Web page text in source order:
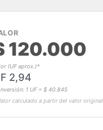
120.000
(UF aprox.)*
2,94
1 UF = $ 40.845
calculado a partir del valor